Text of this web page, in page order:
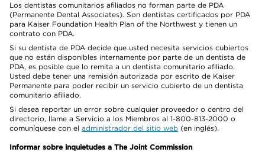
Los dentistas comunitarios afiliados no forman parte de PDA
(Permanente Dental Associates). Son dentistas certificados por PDA
para Kaiser Foundation Health Plan of the Northwest y tienen un
contrato con PDA.
Si su dentista de PDA decide que usted necesita servicios cubiertos
que no están disponibles internamente por parte de un dentista de
PDA, es posible que lo remita a un dentista comunitario afiliado.
Usted debe tener una remisión autorizada por escrito de Kaiser
Permanente para poder recibir un servicio cubierto de un dentista
comunitario afiliado.
Si desea reportar un error sobre cualquier proveedor o centro del
directorio, llame a Servicio a los Miembros al 1-800-813-2000 o
comuníquese con el administrador del sitio web (en inglés).
Informar sobre inquietudes a The Joint Commission